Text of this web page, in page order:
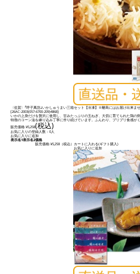
〈佐賀〉｢呼子萬坊｣いかしゅうまい三箱セット【冷凍】※離島にはお届け出来ませ
[26AC-2003(057-6700-209)4868]
いかの上身だけを贅沢に使用し、甘みたっぷりの玉ねぎ、大切に育てられた鶏
特徴のコーン油を練り込み丁寧に作り続けています。ふんわり、プリプリ食感が
販売価格:¥5,258(税込)
お気に入りの登録人数：0人
お気に入りに追加
表示名1表示名2価格
販売価格:¥5,258（税込） カートに入れる(ギフト購入)
お気に入りに追加